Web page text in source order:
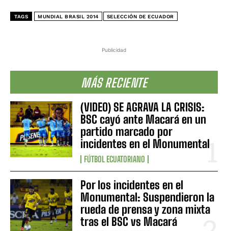
Publicidad
MÁS RECIENTE
(VIDEO) SE AGRAVA LA CRISIS:
BSC cayó ante Macará en un
partido marcado por
incidentes en el Monumental
FÚTBOL ECUATORIANO
Por los incidentes en el
Monumental: Suspendieron la
rueda de prensa y zona mixta
tras el BSC vs Macará
TAGS MUNDIAL BRASIL 2014 SELECCIÓN DE ECUADOR